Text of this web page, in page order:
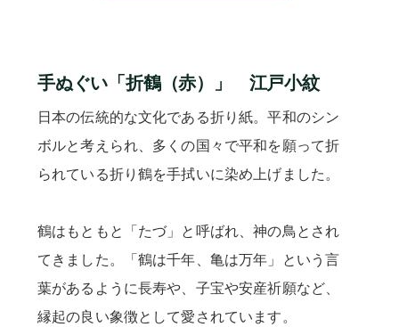
手ぬぐい「折鶴（赤）」 江戸小紋
日本の伝統的な文化である折り紙。平和のシン
ボルと考えられ、多くの国々で平和を願って折
られている折り鶴を手拭いに染め上げました。
鶴はもともと「たづ」と呼ばれ、神の鳥とされ
てきました。「鶴は千年、亀は万年」という言
葉があるように長寿や、子宝や安産祈願など、
縁起の良い象徴として愛されています。